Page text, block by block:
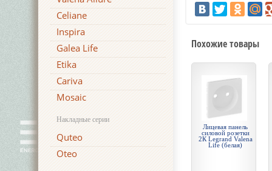
Celiane
Inspira
Galea Life
Etika
Cariva
Mosaic
Накладные серии
Quteo
Oteo
Похожие товары
Лицевая панель
силовой розетки
2К Legrand Valena
Life (белая)